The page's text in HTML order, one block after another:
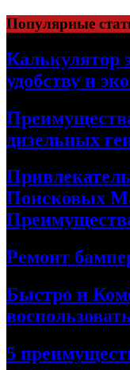
Skip
to
content
Популярные
Калькулятор
удобству и
дизельных
Поисковых
Ремонт
Быстро и
5